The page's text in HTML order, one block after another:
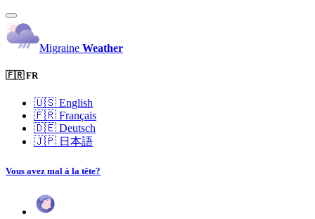
Migraine Weather
🇫🇷 FR
🇺🇸 English
🇫🇷 Français
🇩🇪 Deutsch
🇯🇵 日本語
Vous avez mal à la tête?